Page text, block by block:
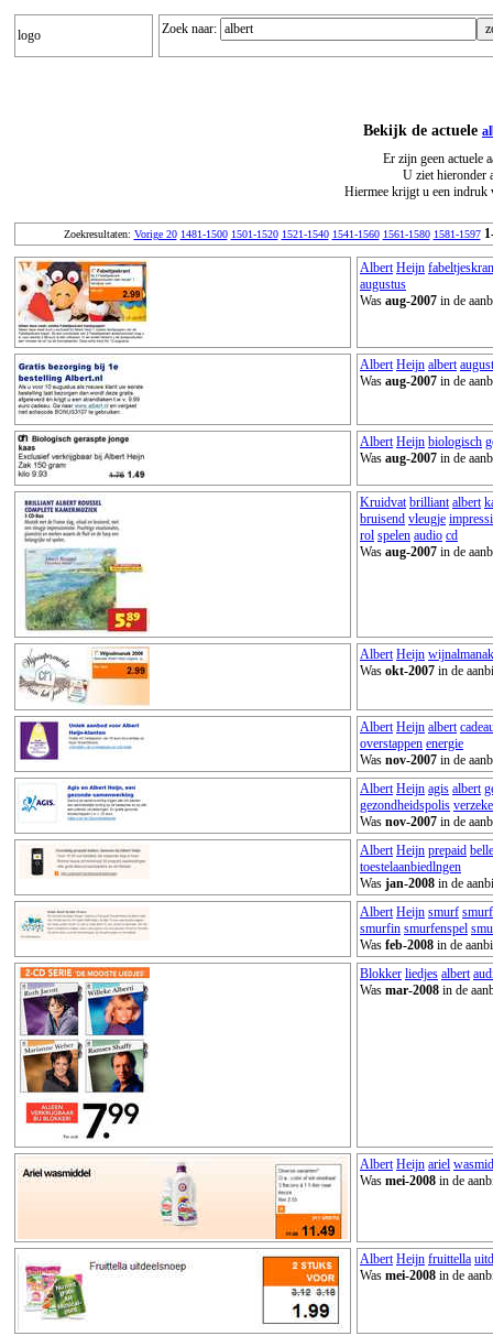
logo Zoek naar:
Bekijk de actuele
Er zijn geen actuele
U ziet hieronder
Hiermee krijgt u een indruk
Zoekresultaten: Vorige 20 1481-1500 1501-1520 1521-1540 1541-1560 1561-1580 1581-1597
Albert Heijn
augustus
Was aug-2007 in de
Albert Heijn albert
Was aug-2007 in de
Albert Heijn biologisch
Was aug-2007 in de
Kruidvat brilliant albert
bruisend vleugje
rol spelen audio cd
Was aug-2007 in de
Albert Heijn wijnalmanak
Was okt-2007 in de
Albert Heijn albert
overstappen energie
Was nov-2007 in de
Albert Heijn agis albert
gezondheidspolis
Was nov-2007 in de
Albert Heijn prepaid
toestelaanbiedlngen
Was jan-2008 in de
Albert Heijn smurf
smurfin smurfenspel
Was feb-2008 in de
Blokker liedjes albert
Was mar-2008 in de
Albert Heijn ariel
Was mei-2008 in de
Albert Heijn fruittella
Was mei-2008 in de